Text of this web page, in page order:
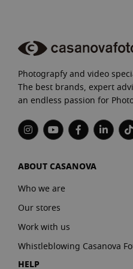
Photograpfy and video
The best brands, expert
an endless passion for
ABOUT CASANOVA
Who we are
Our stores
Work with us
Whistleblowing Casanova
HELP